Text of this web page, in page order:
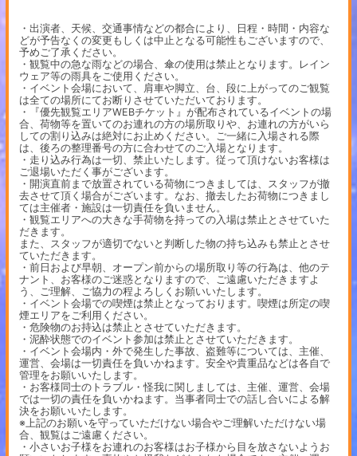
・出演者、天候、交通事情などの都合により、日程・時間・内容な
どが予告なくの変更もしくは中止となる可能性もございますので、
予めご了承ください。
・観覧中の急な雨などの場合、傘の使用は禁止となります。レイン
ウェア等の雨具をご使用ください。
・イベント会場において、肩車や脚立、台、段に上がってのご観覧
は全ての場所にてお断りさせていただいております。
・『優先観覧エリアWEBチケット』が配布されているイベントの場
合、荷物等を置いてのお連れの方の場所取りや、お連れの方がいら
しての割り込みは絶対にお止めください。ご一緒に入場される際
は、後ろの整理番号の方に合わせてのご入場となります。
・走り込み行為は一切、禁止いたします。従って頂けないお客様は
ご退場いただく事がございます。
・開演直前まで放置されている荷物につきましては、スタッフが撤
去させて頂く場合がございます。なお、撤去したお荷物につきまし
ては主催者・施設は一切責任を負いません。
・観覧エリアへの大きな手荷物を持っての入場は禁止とさせていた
だきます。
また、スタッフが適切でないと判断した物の持ち込みも禁止とさせ
ていただきます。
・前日および早朝、オープン前からの場所取り等の行為は、他のテ
ナント、お客様のご迷惑となりますので、ご遠慮いただきますよ
う、ご理解、ご協力の程よろしくお願いいたします。
・イベント会場での喫煙は禁止となっております。喫煙は所定の喫
煙エリアをご利用ください。
・危険物のお持込は禁止とさせていただきます。
・泥酔状態でのイベント参加は禁止とさせていただきます。
・イベント会場内・外で発生した事故、盗難等については、主催、
運営、会場は一切責任を負いかねます。安全や貴重品などは各自で
管理をお願いいたします。
・お客様同士のトラブル・怪我に関しましては、主催、運営、会場
では一切の責任を負いかねます。当事者同士での話し合いによる解
決をお願いいたします。
※上記のお願いを守っていただけない場合やご理解いただけない場
合、観覧はご遠慮ください。
・小さいお子様をお連れのお客様はお子様から目を放さないようお